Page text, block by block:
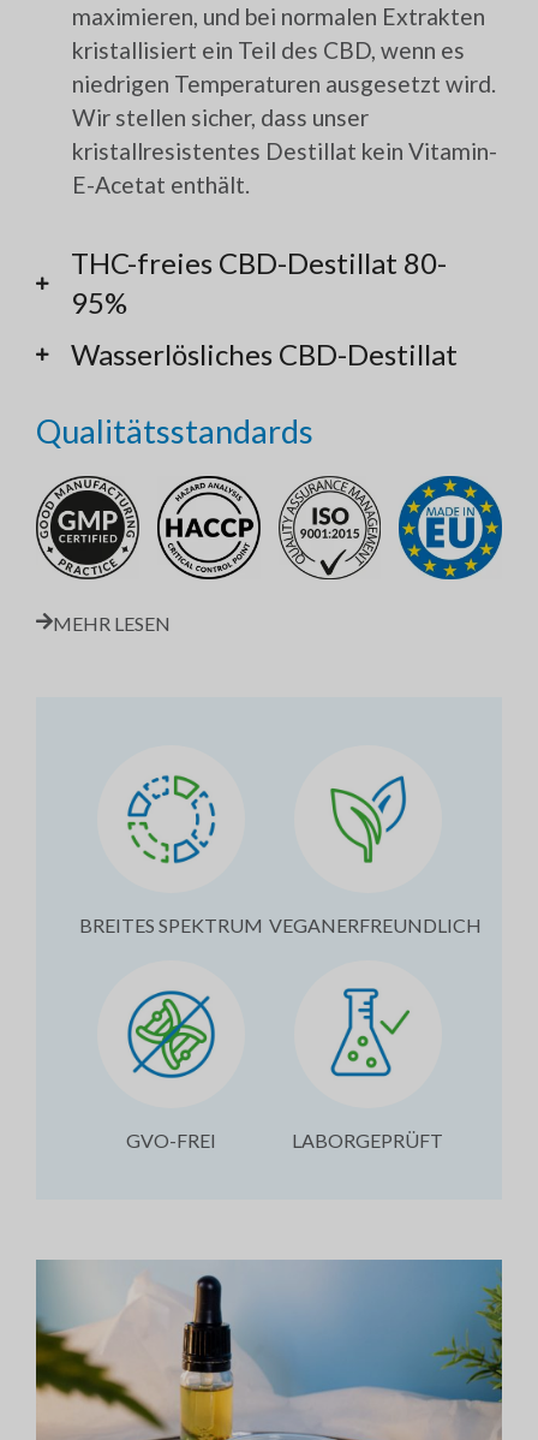
maximieren, und bei normalen Extrakten
kristallisiert ein Teil des CBD, wenn es
niedrigen Temperaturen ausgesetzt wird.
Wir stellen sicher, dass unser
kristallresistentes Destillat kein Vitamin-
E-Acetat enthält.
THC-freies CBD-Destillat 80-
95%
Wasserlösliches CBD-Destillat
Qualitätsstandards
MEHR LESEN
BREITES SPEKTRUM VEGANERFREUNDLICH
GVO-FREI LABORGEPRÜFT